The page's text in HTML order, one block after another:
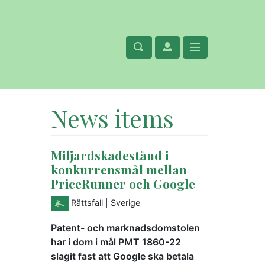
News items
Miljardskadestånd i
konkurrensmål mellan
PriceRunner och Google
Rättsfall | Sverige
Patent- och marknadsdomstolen
har i dom i mål PMT 1860-22
slagit fast att Google ska betala